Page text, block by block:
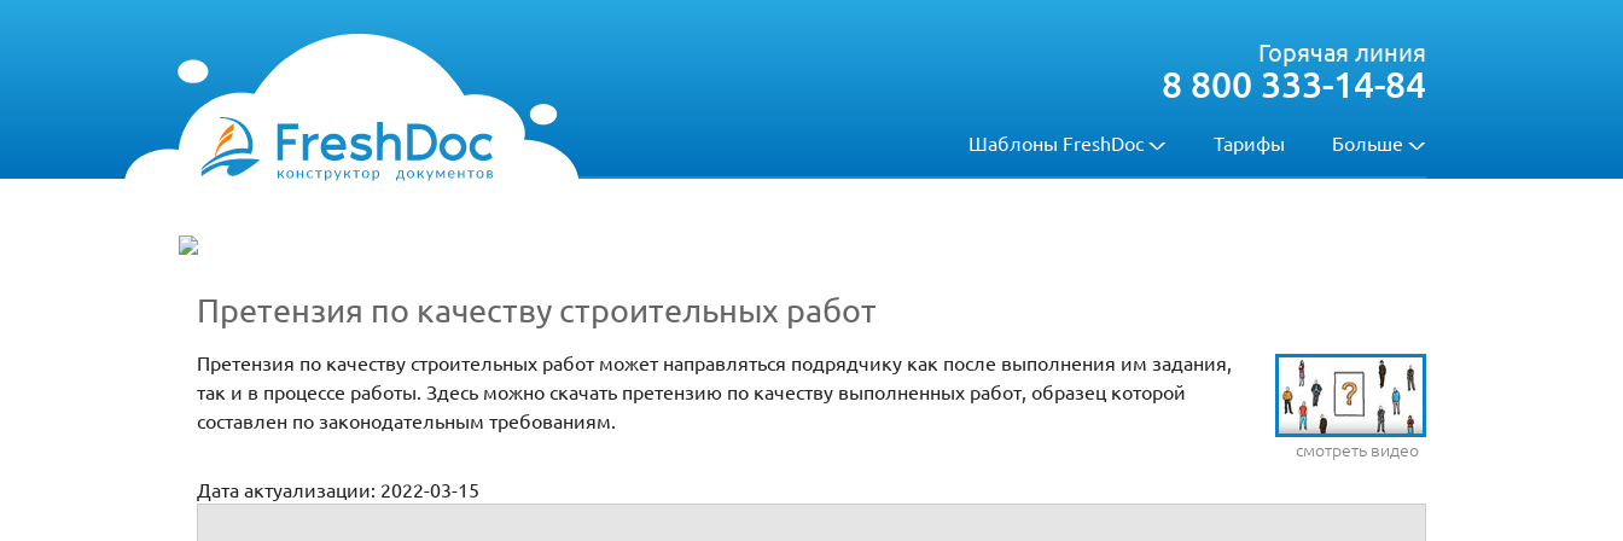
Шаблоны FreshDoc Тарифы Больше
Горячая линия
8 800 333-14-84
Претензия по качеству строительных работ
смотреть видео
Претензия по качеству строительных работ может направляться подрядчику как после выполнения им задания,
так и в процессе работы. Здесь можно скачать претензию по качеству выполненных работ, образец которой
составлен по законодательным требованиям.
Дата актуализации: 2022-03-15